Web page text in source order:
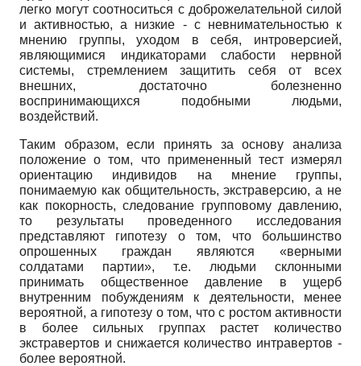
легко могут соотноситься с доброжелательной силой
и активностью, а низкие - с невнимательностью к
мнению группы, уходом в себя, интроверсией,
являющимися индикаторами слабости нервной
системы, стремлением защитить себя от всех
внешних, достаточно болезненно
воспринимающихся подобными людьми,
воздействий.
Таким образом, если принять за основу анализа
положение о том, что примененный тест измерял
ориентацию индивидов на мнение группы,
понимаемую как общительность, экстраверсию, а не
как покорность, следование групповому давлению,
то результаты проведенного исследования
представляют гипотезу о том, что большинство
опрошенных граждан являются «верными
солдатами партии», т.е. людьми склонными
принимать общественное давление в ущерб
внутренним побуждениям к деятельности, менее
вероятной, а гипотезу о том, что с ростом активности
в более сильных группах растет количество
экстравертов и снижается количество интравертов -
более вероятной.